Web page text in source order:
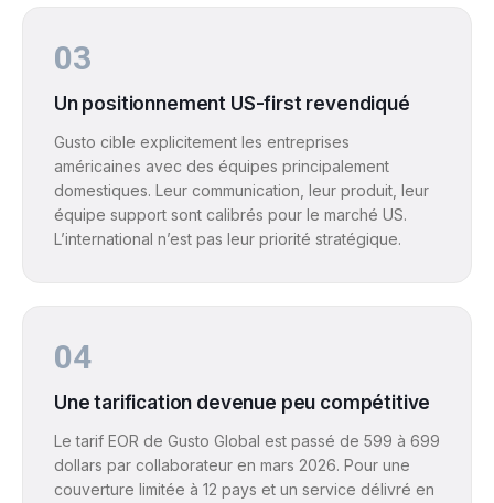
03
Un positionnement US-first revendiqué
Gusto cible explicitement les entreprises
américaines avec des équipes principalement
domestiques. Leur communication, leur produit, leur
équipe support sont calibrés pour le marché US.
L’international n’est pas leur priorité stratégique.
04
Une tarification devenue peu compétitive
Le tarif EOR de Gusto Global est passé de 599 à 699
dollars par collaborateur en mars 2026. Pour une
couverture limitée à 12 pays et un service délivré en